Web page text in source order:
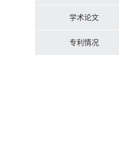
学术论文
专利情况